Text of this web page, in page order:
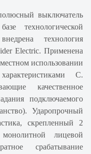
технологической
технология
Electric. Применена
использовании
C.
качественное
подключаемого
Ударопрочный
скрепленный 2
лицевой